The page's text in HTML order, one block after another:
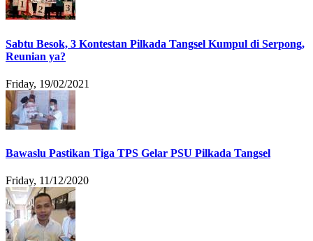
Sabtu Besok, 3 Kontestan Pilkada Tangsel Kumpul di Serpong,
Reunian ya?
Friday, 19/02/2021
Bawaslu Pastikan Tiga TPS Gelar PSU Pilkada Tangsel
Friday, 11/12/2020